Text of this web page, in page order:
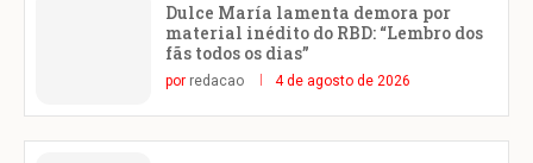
Dulce María lamenta demora por
material inédito do RBD: “Lembro dos
fãs todos os dias”
por redacao 4 de agosto de 2026